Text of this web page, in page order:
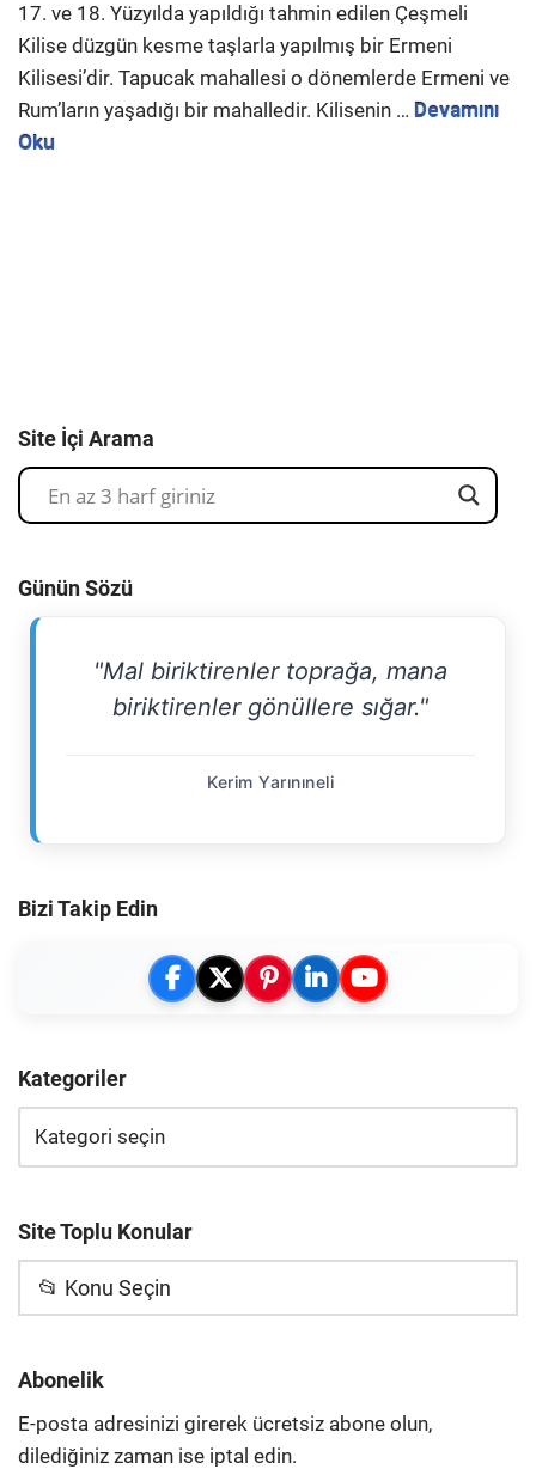
17. ve 18. Yüzyılda yapıldığı tahmin edilen Çeşmeli
Kilise düzgün kesme taşlarla yapılmış bir Ermeni
Kilisesi’dir. Tapucak mahallesi o dönemlerde Ermeni ve
Rum’ların yaşadığı bir mahalledir. Kilisenin … Devamını
Oku
Site İçi Arama
Günün Sözü
"Mal biriktirenler toprağa, mana
biriktirenler gönüllere sığar."
Kerim Yarınıneli
Bizi Takip Edin
Kategoriler
Site Toplu Konular
📂 Konu Seçin
Abonelik
E-posta adresinizi girerek ücretsiz abone olun,
dilediğiniz zaman ise iptal edin.